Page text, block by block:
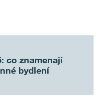
co znamenají
bydlení